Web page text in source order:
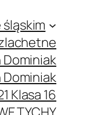
Dominiak
Dominiak
Klasa 16